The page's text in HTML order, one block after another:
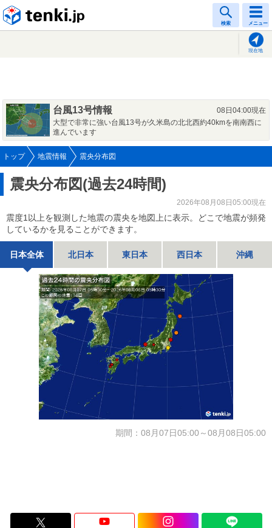
検索 メニュー
現在地
台風13号情報
08日04:00現在
大型で非常に強い台風13号が久米島の北北西約40kmを南南西に
進んでいます
トップ 地震情報 震央分布図
震央分布図(過去24時間)
2026年08月08日05:00現在
震度1以上を観測した地震の震央を地図上に表示。どこで地震が頻発
しているかを見ることができます。
日本全体 北日本 東日本 西日本 沖縄
期間：08月07日05:00～08月08日05:00